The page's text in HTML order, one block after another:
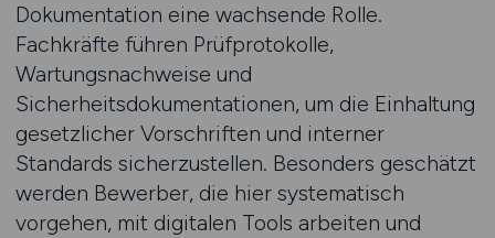
Dokumentation eine wachsende Rolle.
Fachkräfte führen Prüfprotokolle,
Wartungsnachweise und
Sicherheitsdokumentationen, um die Einhaltung
gesetzlicher Vorschriften und interner
Standards sicherzustellen. Besonders geschätzt
werden Bewerber, die hier systematisch
vorgehen, mit digitalen Tools arbeiten und